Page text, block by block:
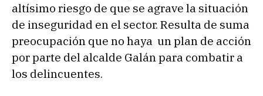
altísimo riesgo de que se agrave la situación
de inseguridad en el sector. Resulta de suma
preocupación que no haya un plan de acción
por parte del alcalde Galán para combatir a
los delincuentes.